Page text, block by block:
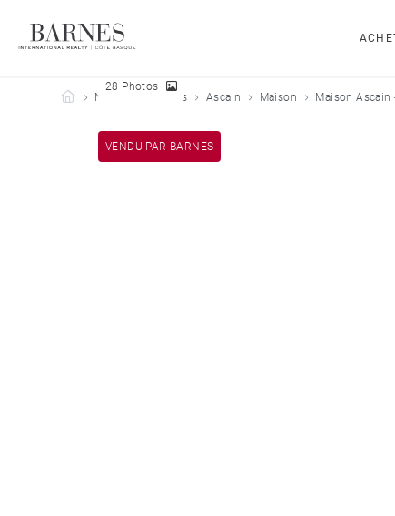
Barnes Côte Basque
Nos biens vendus Ascain Maison Maison Ascain
VENDU PAR BARNES
28 Photos